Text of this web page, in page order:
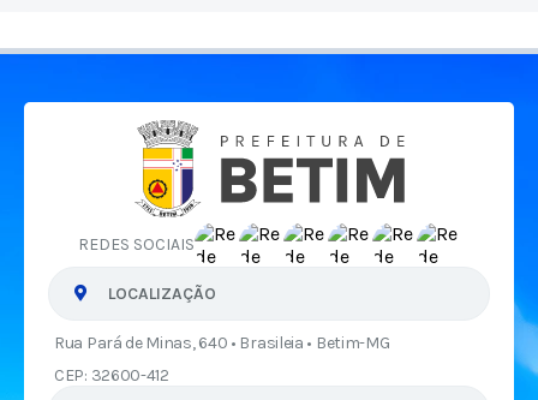
REDES SOCIAIS
LOCALIZAÇÃO
Rua Pará de Minas, 640 • Brasileia • Betim-MG
CEP: 32600-412